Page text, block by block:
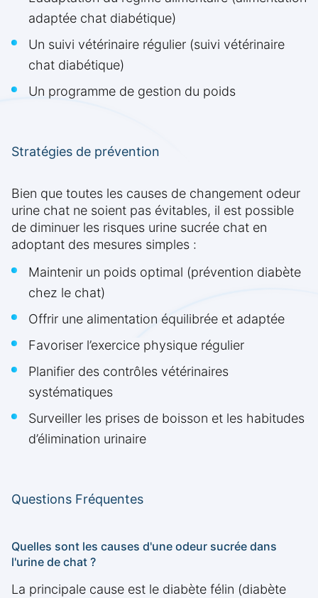
adaptée chat diabétique)
Un suivi vétérinaire régulier (suivi vétérinaire
chat diabétique)
Un programme de gestion du poids
Stratégies de prévention
Bien que toutes les causes de changement odeur
urine chat ne soient pas évitables, il est possible
de diminuer les risques urine sucrée chat en
adoptant des mesures simples :
Maintenir un poids optimal (prévention diabète
chez le chat)
Offrir une alimentation équilibrée et adaptée
Favoriser l’exercice physique régulier
Planifier des contrôles vétérinaires
systématiques
Surveiller les prises de boisson et les habitudes
d’élimination urinaire
Questions Fréquentes
Quelles sont les causes d'une odeur sucrée dans
l'urine de chat ?
La principale cause est le diabète félin (diabète